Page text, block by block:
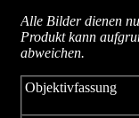
Alle Bilder dienen
Produkt kann
abweichen.
Objektivfassung